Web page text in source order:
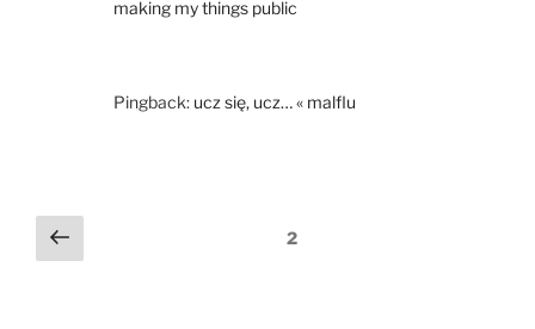
making my things public
Pingback: ucz się, ucz… « malflu
Nawigacja
komentarzy
Poprzedni 2